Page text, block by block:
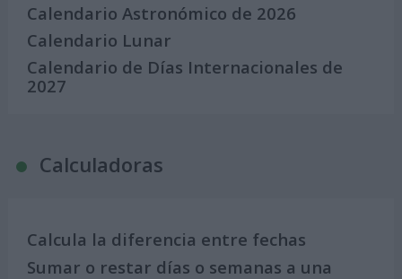
Calendario Astronómico de 2026
Calendario Lunar
Calendario de Días Internacionales de
2027
Calculadoras
Calcula la diferencia entre fechas
Sumar o restar días o semanas a una